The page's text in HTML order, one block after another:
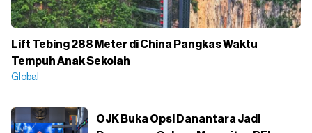
Lift Tebing 288 Meter di China Pangkas Waktu
Tempuh Anak Sekolah
Global
OJK Buka Opsi Danantara Jadi